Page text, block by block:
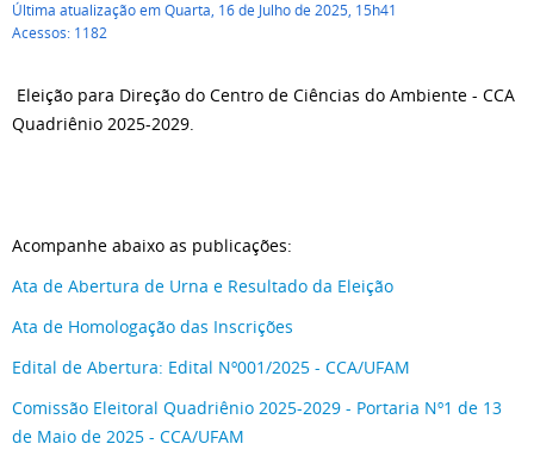
Última atualização em Quarta, 16 de Julho de 2025, 15h41
Acessos: 1182
Eleição para Direção do Centro de Ciências do Ambiente - CCA
Quadriênio 2025-2029.
Acompanhe abaixo as publicações:
Ata de Abertura de Urna e Resultado da Eleição
Ata de Homologação das Inscrições
Edital de Abertura: Edital Nº001/2025 - CCA/UFAM
Comissão Eleitoral Quadriênio 2025-2029 - Portaria Nº1 de 13
de Maio de 2025 - CCA/UFAM